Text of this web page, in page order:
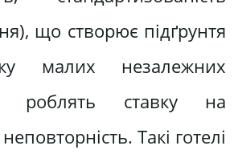
що створює підґрунтя
малих незалежних
роблять ставку на
Такі готелі